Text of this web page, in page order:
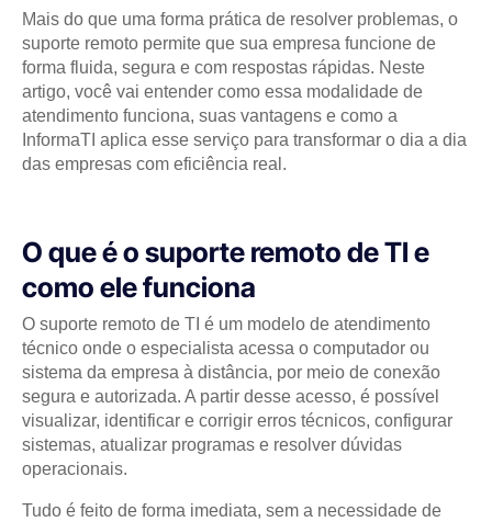
Mais do que uma forma prática de resolver problemas, o
suporte remoto permite que sua empresa funcione de
forma fluida, segura e com respostas rápidas. Neste
artigo, você vai entender como essa modalidade de
atendimento funciona, suas vantagens e como a
InformaTI aplica esse serviço para transformar o dia a dia
das empresas com eficiência real.
O que é o suporte remoto de TI e
como ele funciona
O suporte remoto de TI é um modelo de atendimento
técnico onde o especialista acessa o computador ou
sistema da empresa à distância, por meio de conexão
segura e autorizada. A partir desse acesso, é possível
visualizar, identificar e corrigir erros técnicos, configurar
sistemas, atualizar programas e resolver dúvidas
operacionais.
Tudo é feito de forma imediata, sem a necessidade de